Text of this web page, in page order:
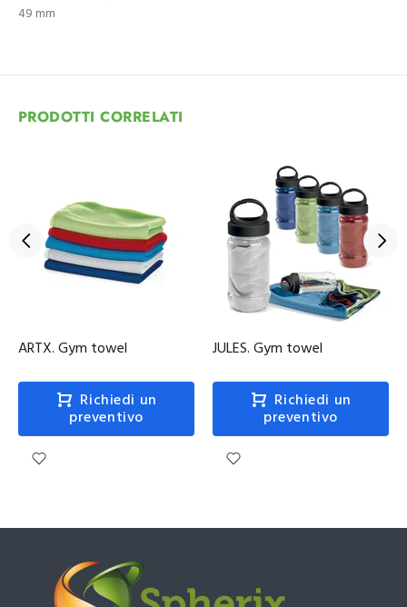
49 mm
PRODOTTI CORRELATI
ARTX. Gym towel
Richiedi un
preventivo
JULES. Gym towel
Richiedi un
preventivo